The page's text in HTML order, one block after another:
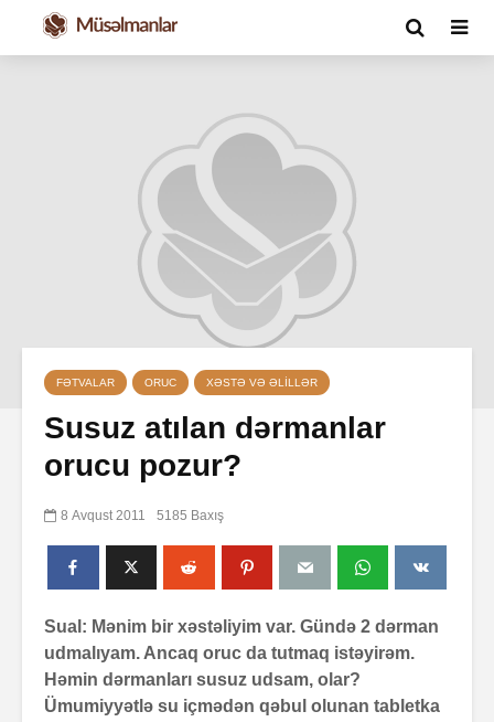
FƏTVALAR ORUC XƏSTƏ VƏ ƏLILLƏR
Susuz atılan dərmanlar
orucu pozur?
8 Avqust 2011 5185 Baxış
Sual: Mənim bir xəstəliyim var. Gündə 2 dərman
udmalıyam. Ancaq oruc da tutmaq istəyirəm.
Həmin dərmanları susuz udsam, olar?
Ümumiyyətlə su içmədən qəbul olunan tabletka